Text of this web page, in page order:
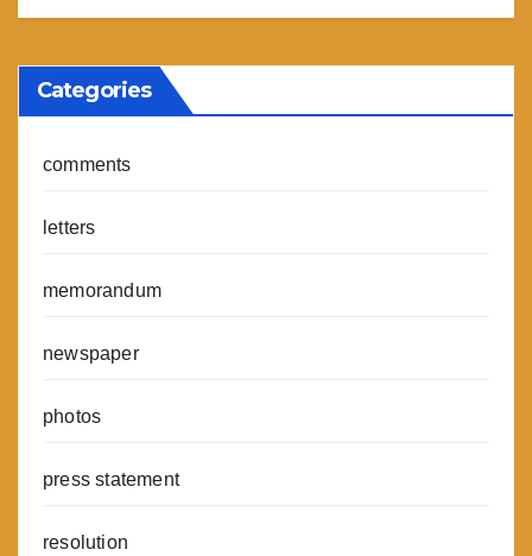
Categories
comments
letters
memorandum
newspaper
photos
press statement
resolution